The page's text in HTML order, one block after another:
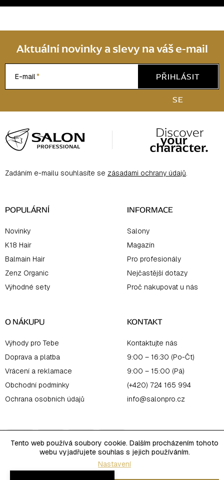
Tento web používá soubory cookie. Dalším procházením tohoto
webu vyjadřujete souhlas s jejich používáním.
Nastavení
Aktuální novinky a slevy na váš e-mail
E-mail
PŘIHLÁSIT
SE
á
p
Zadáním e-mailu souhlasíte se zásadami ochrany údajů.
POPULÁRNÍ
Novinky
K18 Hair
Balmain Hair
Zenz Organic
Výhodné sety
INFORMACE
Salony
Magazín
Pro profesionály
Nejčastější dotazy
Proč nakupovat u nás
O NÁKUPU
Výhody pro Tebe
Doprava a platba
Vrácení a reklamace
Obchodní podmínky
Ochrana osobních údajů
KONTAKT
Kontaktujte nás
9:00 – 16:30 (Po-Čt)
9:00 – 15:00 (Pá)
(+420) 724 165 994
info@salonpro.cz